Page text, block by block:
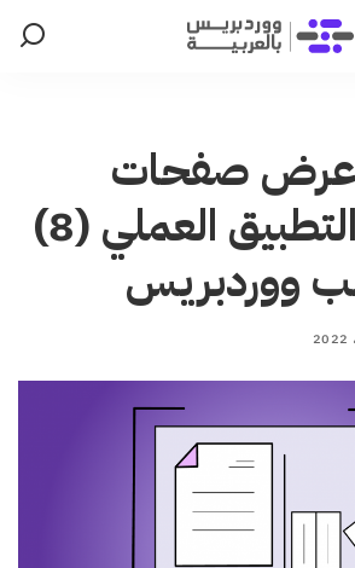
صفحات
الأرشيف |التطبيق العملي (8)
ووردبريس